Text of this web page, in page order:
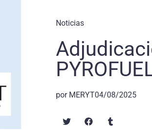
Noticias
por MERYT04/08/2025